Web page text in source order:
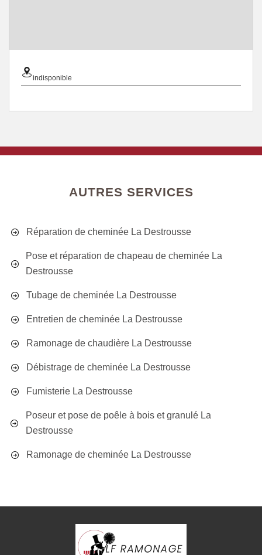
indisponible
AUTRES SERVICES
Réparation de cheminée La Destrousse
Pose et réparation de chapeau de cheminée La
Destrousse
Tubage de cheminée La Destrousse
Entretien de cheminée La Destrousse
Ramonage de chaudière La Destrousse
Débistrage de cheminée La Destrousse
Fumisterie La Destrousse
Poseur et pose de poêle à bois et granulé La
Destrousse
Ramonage de cheminée La Destrousse